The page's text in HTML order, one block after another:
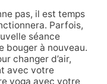
pas, il est temps
Parfois,
séance
bouger à nouveau.
changer d’air,
avec votre
yoga avec votre